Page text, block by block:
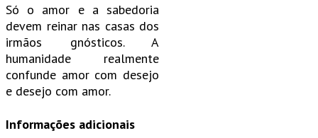
Só o amor e a sabedoria
devem reinar nas casas dos
irmãos gnósticos. A
humanidade realmente
confunde amor com desejo
e desejo com amor.
Informações adicionais